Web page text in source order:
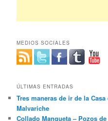
MEDIOS SOCIALES
ÚLTIMAS ENTRADAS
Tres maneras de ir de la
Malvariche
Collado Mangueta – Pozos